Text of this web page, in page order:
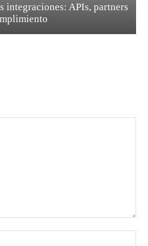
integraciones: APIs, partners